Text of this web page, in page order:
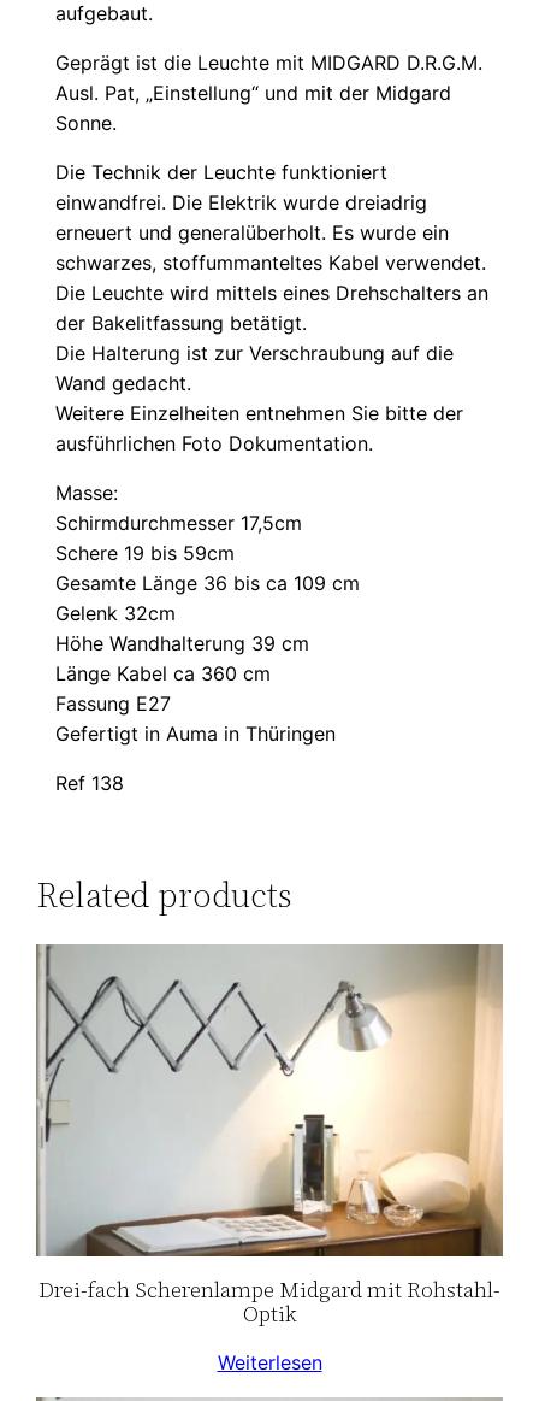
aufgebaut.
Geprägt ist die Leuchte mit MIDGARD D.R.G.M.
Ausl. Pat, „Einstellung“ und mit der Midgard
Sonne.
Die Technik der Leuchte funktioniert
einwandfrei. Die Elektrik wurde dreiadrig
erneuert und generalüberholt. Es wurde ein
schwarzes, stoffummanteltes Kabel verwendet.
Die Leuchte wird mittels eines Drehschalters an
der Bakelitfassung betätigt.
Die Halterung ist zur Verschraubung auf die
Wand gedacht.
Weitere Einzelheiten entnehmen Sie bitte der
ausführlichen Foto Dokumentation.
Masse:
Schirmdurchmesser 17,5cm
Schere 19 bis 59cm
Gesamte Länge 36 bis ca 109 cm
Gelenk 32cm
Höhe Wandhalterung 39 cm
Länge Kabel ca 360 cm
Fassung E27
Gefertigt in Auma in Thüringen
Ref 138
Related products
Drei-fach Scherenlampe Midgard mit Rohstahl-
Optik
Weiterlesen